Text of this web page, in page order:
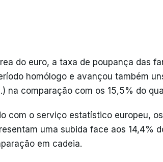
do euro, a taxa de poupança das
homólogo e avançou também
na comparação com os 15,5% do
com o serviço estatístico europeu,
uma subida face aos 14,4%
em cadeia.